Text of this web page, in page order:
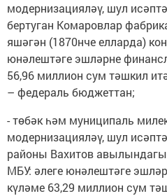
модернизацияләү, шул
бертуган Комаровлар
яшәгән (1870нче елларда)
юнәлештәге эшләрне
56,96 миллион сум тәшкил
– федераль бюджеттан;
- төбәк һәм муниципаль
модернизацияләү, шул
районы Вахитов
МБУ: әлеге юнәлештәге
күләме 63,29 миллион сум